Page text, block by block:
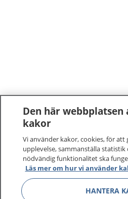
Den här webbplatsen
kakor
Vi använder kakor, cookies, för att
upplevelse, sammanställa statistik
nödvändig funktionalitet ska
Läs mer om hur vi använder
HANTERA